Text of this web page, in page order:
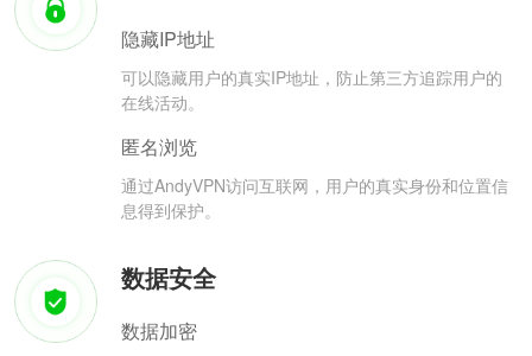
隐藏IP地址
可以隐藏用户的真实IP地址，防止第三方追踪用户的
在线活动。
匿名浏览
通过AndyVPN访问互联网，用户的真实身份和位置信
息得到保护。
数据安全
数据加密